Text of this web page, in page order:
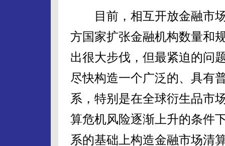
目前，相互开放金融市场
方国家扩张金融机构数量和
出很大步伐，但最紧迫的问
尽快构造一个广泛的、具有
系，特别是在全球衍生品市
算危机风险逐渐上升的条件
系的基础上构造金融市场清